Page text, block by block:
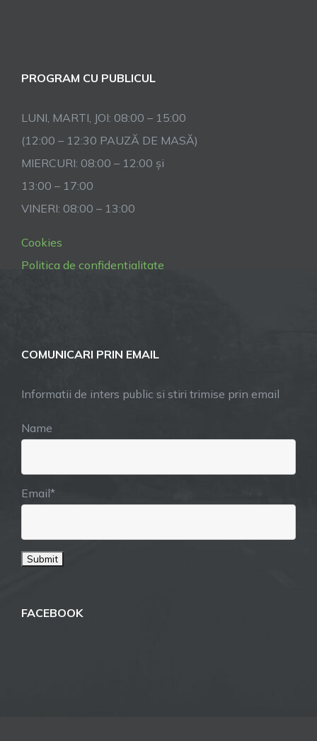
PROGRAM CU PUBLICUL
LUNI, MARTI, JOI: 08:00 – 15:00
(12:00 – 12:30 PAUZĂ DE MASĂ)
MIERCURI: 08:00 – 12:00 și
13:00 – 17:00
VINERI: 08:00 – 13:00
Cookies
Politica de confidentialitate
COMUNICARI PRIN EMAIL
Informatii de inters public si stiri trimise prin email
Name
Email*
FACEBOOK